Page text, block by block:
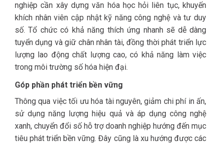
nghiệp cần xây dựng văn hóa học hỏi liên tục, khuyến
khích nhân viên cập nhật kỹ năng công nghệ và tư duy
số. Tổ chức có khả năng thích ứng nhanh sẽ dễ dàng
tuyển dụng và giữ chân nhân tài, đồng thời phát triển lực
lượng lao động chất lượng cao, có khả năng làm việc
trong môi trường số hóa hiện đại.
Góp phần phát triển bền vững
Thông qua việc tối ưu hóa tài nguyên, giảm chi phí in ấn,
sử dụng năng lượng hiệu quả và áp dụng công nghệ
xanh, chuyển đổi số hỗ trợ doanh nghiệp hướng đến mục
tiêu phát triển bền vững. Đây cũng là xu hướng được các